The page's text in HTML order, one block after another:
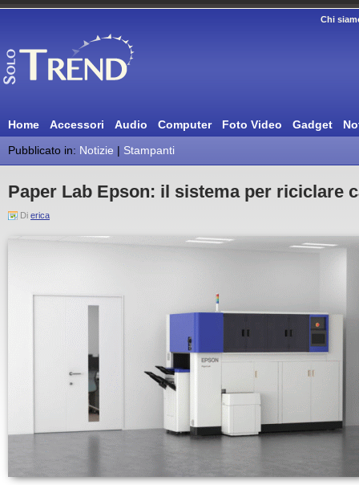
Chi
Home Accessori Audio Computer Foto Video Gadget
Pubblicato in: Notizie | Stampanti
Paper Lab Epson: il sistema per riciclare
Di erica